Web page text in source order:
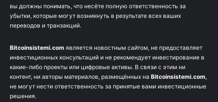
вы должны понимать, что несёте полную ответственность за
убытки, которые могут возникнуть в результате всех ваших
переводов и транзакций.
Bitcoinsistemi.com является новостным сайтом, не предоставляет
инвестиционных консультаций и не рекомендует инвестирование в
какие-либо проекты или цифровые активы. В связи с этим ни
контент, ни авторы материалов, размещённых на Bitcoinsistemi.com,
не могут нести ответственность за принятые вами инвестиционные
решения.